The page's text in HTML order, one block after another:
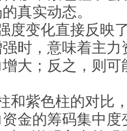
真实动态。
度变化直接反映
时，意味着主
大；反之，则
和紫色柱的对比
金的筹码集中